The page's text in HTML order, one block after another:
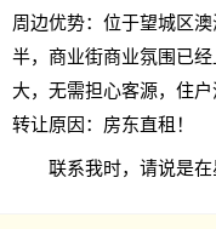
周边优势：位于望城区
半，商业街商业氛围已
大，无需担心客源，住
转让原因：房东直租！
联系我时，请说是在